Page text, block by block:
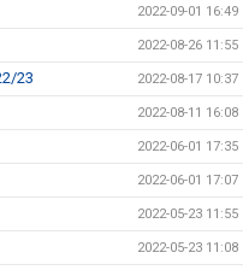
2022-09-01 16:49
2022-08-26 11:55
23 2022-08-17 10:37
2022-08-11 16:08
2022-06-01 17:35
2022-06-01 17:07
2022-05-23 11:55
2022-05-23 11:08